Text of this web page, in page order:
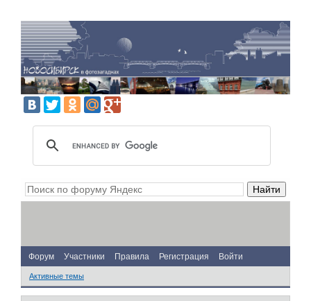
Форум Участники Правила Регистрация Войти
Активные темы